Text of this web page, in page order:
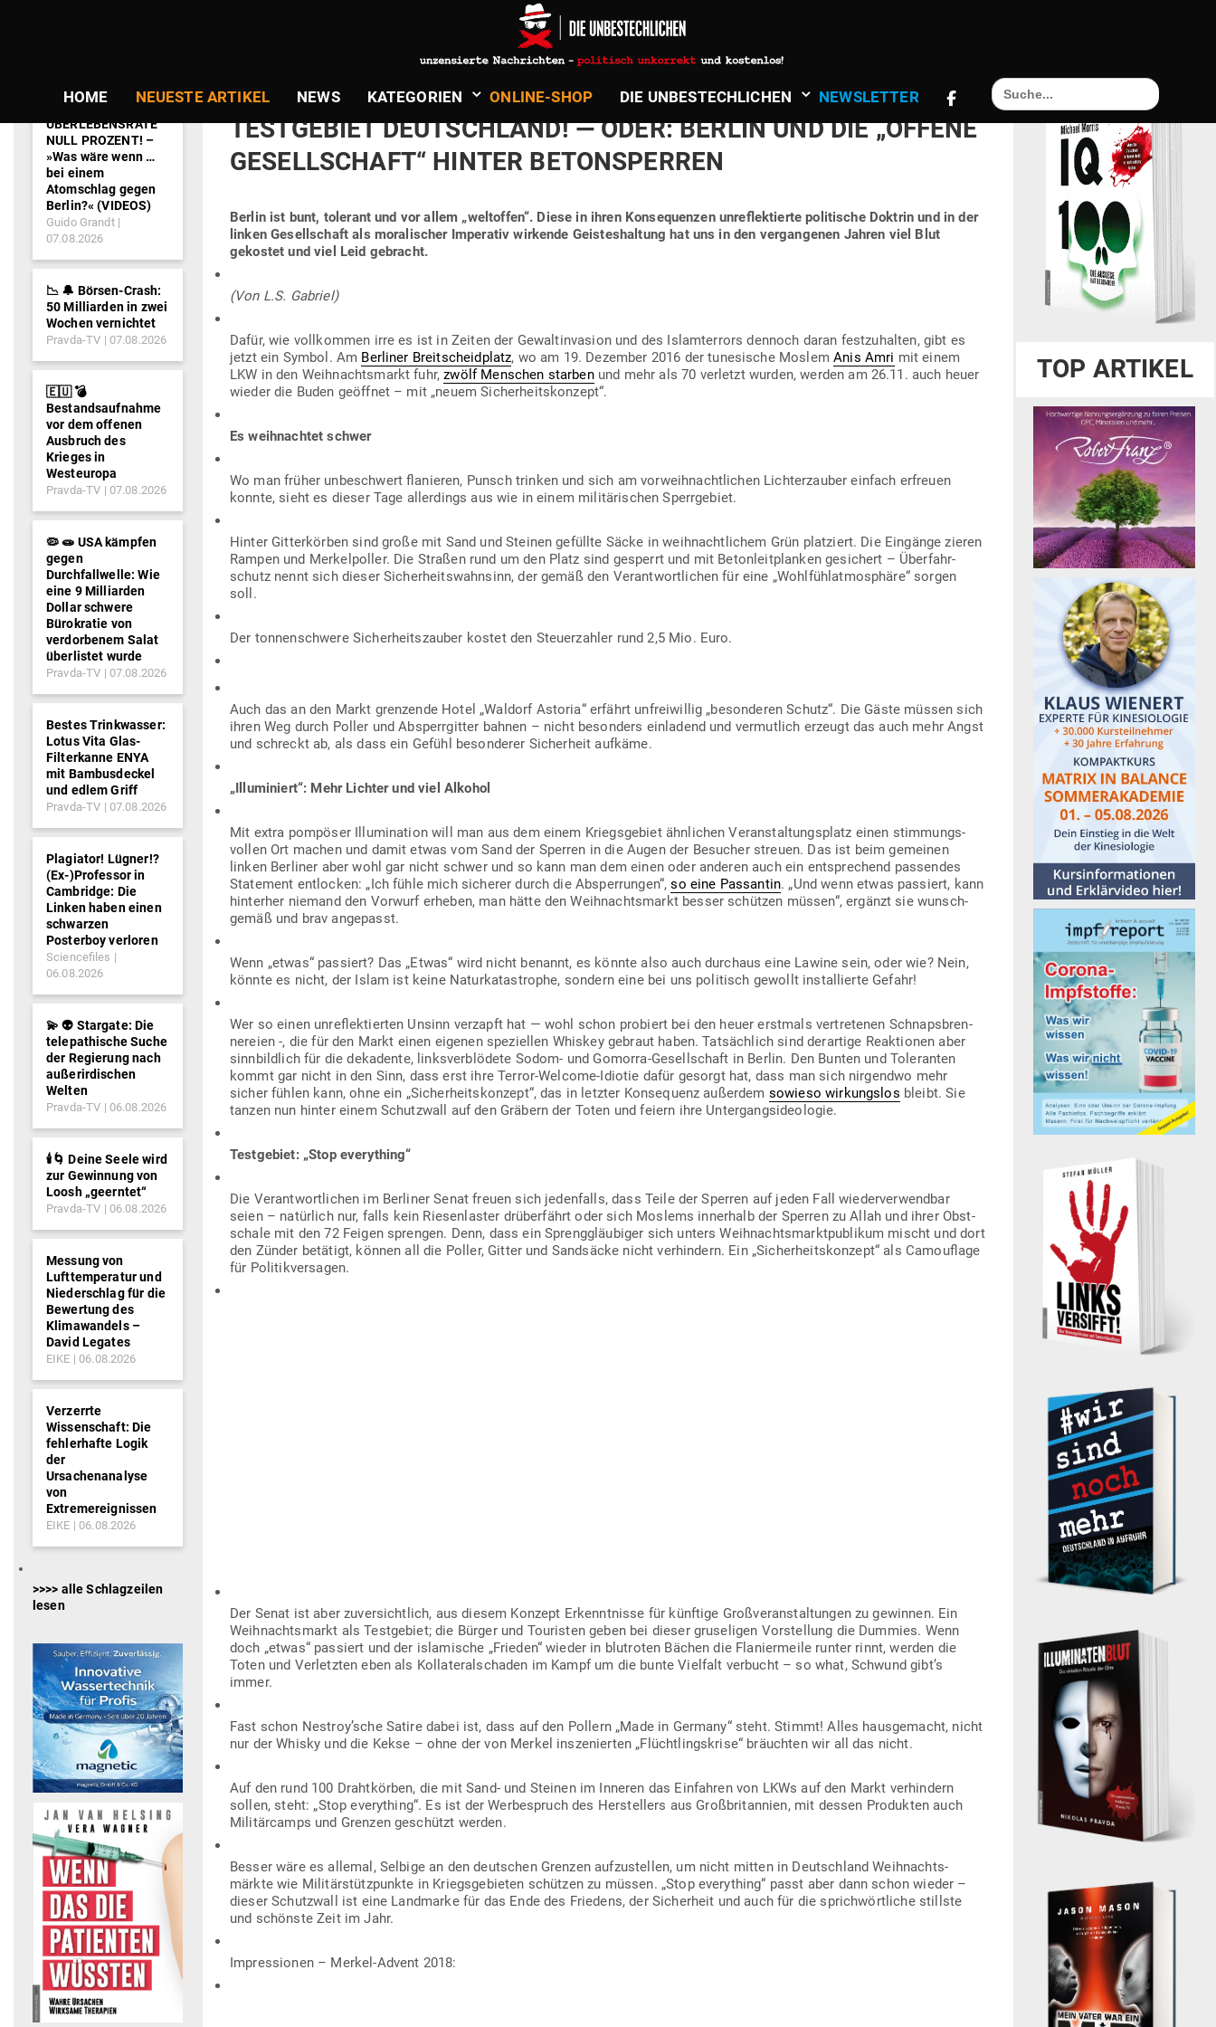
HOME NEUESTE ARTIKEL NEWS KATE­GORIEN ONLINE-SHOP DIE UNBE­STECH­LICHEN NEWS­LETTER
Search
for:
Der Weihnachtsmarkt am Berliner Breitscheidplatz – umrahmt wie ein Militärcamp in einem Kriegsgebiet. Trügerische
Sicherheit als Camouflage für politische Unfähigkeit. (Quelle: PI-News)
AmGepostet
am
28.11.2018von RedaktioninIslamismus & Terror
TEST­GEBIET DEUTSCHLAND! — ODER: BERLIN UND DIE „OFFENE
GESELL­SCHAFT“ HINTER BETONSPERREN
Berlin ist bunt, tolerant und vor allem „welt­offen“. Diese in ihren Kon­se­quenzen unre­flek­tierte poli­tische Doktrin und in der
linken Gesell­schaft als mora­li­scher Impe­rativ wir­kende Geis­tes­haltung hat uns in den ver­gan­genen Jahren viel Blut
gekostet und viel Leid gebracht.
(Von L.S. Gabriel)
Dafür, wie voll­kommen irre es ist in Zeiten der Gewalt­in­vasion und des Isl­amt­errors dennoch daran fest­zu­halten, gibt es
jetzt ein Symbol. Am Ber­liner Breit­scheid­platz, wo am 19. Dezember 2016 der tune­sische MoslemAnis Amri mit einem
LKW in den Weih­nachts­markt fuhr,zwölf Men­schen starbenund mehr als 70 ver­letzt wurden, werden am 26.11. auch heuer
wieder die Buden geöffnet – mit „neuem Sicherheitskonzept“.
Es weih­nachtet schwer
Wo man früher unbe­schwert fla­nieren, Punsch trinken und sich am vor­weih­nacht­lichen Lich­ter­zauber einfach erfreuen
konnte, sieht es dieser Tage aller­dings aus wie in einem mili­tä­ri­schen Sperrgebiet.
Hinter Git­ter­körben sind große mit Sand und Steinen gefüllte Säcke in weih­nacht­lichem Grün plat­ziert. Die Ein­gänge zieren
Rampen und Mer­kel­poller. Die Straßen rund um den Platz sind gesperrt und mit Beton­leit­planken gesi­chert – Über­fahr­
schutz nennt sich dieser Sicher­heits­wahnsinn, der gemäß den Ver­ant­wort­lichen für eine „Wohl­fühl­at­mo­sphäre“ sorgen
soll.
Der ton­nen­schwere Sicher­heits­zauber kostet den Steu­er­zahler rund 2,5 Mio. Euro.
Auch das an den Markt gren­zende Hotel „Waldorf Astoria“ erfährt unfrei­willig „beson­deren Schutz“. Die Gäste müssen sich
ihren Weg durch Poller und Absperr­gitter bahnen – nicht besonders ein­ladend und ver­mutlich erzeugt das auch mehr Angst
und schreckt ab, als dass ein Gefühl beson­derer Sicherheit aufkäme.
„Illu­mi­niert“: Mehr Lichter und viel Alkohol
Mit extra pom­pöser Illu­mi­nation will man aus dem einem Kriegs­gebiet ähn­lichen Ver­an­stal­tungs­platz einen stim­mungs­
vollen Ort machen und damit etwas vom Sand der Sperren in die Augen der Besucher streuen. Das ist beim gemeinen
linken Ber­liner aber wohl gar nicht schwer und so kann man dem einen oder anderen auch ein ent­spre­chend pas­sendes
Statement ent­locken: „Ich fühle mich sicherer durch die Absper­rungen“,so eine Pas­santin. „Und wenn etwas pas­siert, kann
hin­terher niemand den Vorwurf erheben, man hätte den Weih­nachts­markt besser schützen müssen“, ergänzt sie wunsch­
gemäß und brav angepasst.
Wenn „etwas“ pas­siert? Das „Etwas“ wird nicht benannt, es könnte also auch durchaus eine Lawine sein, oder wie? Nein,
könnte es nicht, der Islam ist keine Natur­ka­ta­strophe, sondern eine bei uns poli­tisch gewollt instal­lierte Gefahr!
Wer so einen unre­flek­tierten Unsinn ver­zapft hat — wohl schon pro­biert bei den heuer erstmals ver­tre­tenen Schnaps­bren­
ne­reien -, die für den Markt einen eigenen spe­zi­ellen Whiskey gebraut haben. Tat­sächlich sind der­artige Reak­tionen aber
sinn­bildlich für die deka­dente, links­ver­blödete Sodom- und Gomorra-Gesell­schaft in Berlin. Den Bunten und Tole­ranten
kommt gar nicht in den Sinn, dass erst ihre Terror-Welcome-Idiotie dafür gesorgt hat, dass man sich nir­gendwo mehr
sicher fühlen kann, ohne ein „Sicher­heits­konzept“, das in letzter Kon­se­quenz außerdem sowieso wir­kungslos bleibt. Sie
tanzen nun hinter einem Schutzwall auf den Gräbern der Toten und feiern ihre Untergangsideologie.
Test­gebiet: „Stop everything“
Die Ver­ant­wort­lichen im Ber­liner Senat freuen sich jeden­falls, dass Teile der Sperren auf jeden Fall wie­der­ver­wendbar
seien – natürlich nur, falls kein Rie­sen­laster drü­ber­fährt oder sich Moslems innerhalb der Sperren zu Allah und ihrer Obst­
schale mit den 72 Feigen sprengen. Denn, dass ein Spreng­gläu­biger sich unters Weih­nachts­markt­pu­blikum mischt und dort
den Zünder betätigt, können all die Poller, Gitter und Sand­säcke nicht ver­hindern. Ein „Sicher­heits­konzept“ als Camou­flage
für Politikversagen.
märkte wie Mili­tär­stütz­punkte in Kriegs­ge­bieten schützen zu müssen. „Stop ever­y­thing“ passt aber dann schon wieder –
dieser Schutzwall ist eine Land­marke für das Ende des Friedens, der Sicherheit und auch für die sprich­wört­liche stillste
und schönste Zeit im Jahr.
Impres­sionen – Merkel-Advent 2018:
Quelle (Text und Bilder): PI-News.net
ÜBERLEBENSRATE
NULL PROZENT! –
»Was wäre wenn …
bei einem
Atomschlag gegen
Berlin?« (VIDEOS)
Guido Grandt
07.08.2026
📉 🔔 Börsen-Crash:
50 Milliarden in zwei
Wochen vernichtet
Pravda-TV 07.08.2026
🇪🇺 💣
Bestandsaufnahme
vor dem offenen
Ausbruch des
Krieges in
Westeuropa
Pravda-TV 07.08.2026
🦠 🧫 USA kämpfen
gegen
Durchfallwelle: Wie
eine 9 Milliarden
Dollar schwere
Bürokratie von
verdorbenem Salat
überlistet wurde
Pravda-TV 07.08.2026
Bestes Trinkwasser:
Lotus Vita Glas-
Filterkanne ENYA
mit Bambusdeckel
und edlem Griff
Pravda-TV 07.08.2026
Plagiator! Lügner!?
(Ex-)Professor in
Cambridge: Die
Linken haben einen
schwarzen
Posterboy verloren
Sciencefiles
06.08.2026
💫 👽 Stargate: Die
telepathische Suche
der Regierung nach
außerirdischen
Welten
Pravda-TV 06.08.2026
🕯️🌀 Deine Seele wird
zur Gewinnung von
Loosh „geerntet“
Pravda-TV 06.08.2026
Messung von
Lufttemperatur und
Niederschlag für die
Bewertung des
Klimawandels –
David Legates
EIKE 06.08.2026
Verzerrte
Wissenschaft: Die
fehlerhafte Logik
der
Ursachenanalyse
von
Extremereignissen
EIKE 06.08.2026
>>>> alle Schlagzeilen
lesen
TOP ARTIKEL